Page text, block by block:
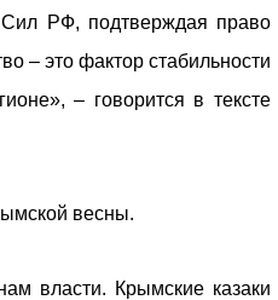
Сил РФ, подтверждая право
– это фактор стабильности
– говорится в тексте
весны.
власти. Крымские казаки